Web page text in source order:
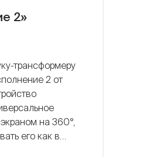
2»
трансформеру
2 от
на 360°,
его как в